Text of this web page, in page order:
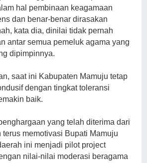
hal pembinaan keagamaan
dan benar-benar dirasakan
kata dia, dinilai tidak pernah
antar semua pemeluk agama yang
dipimpinnya.
saat ini Kabupaten Mamuju tetap
dengan tingkat toleransi
baik.
yang telah diterima dari
terus memotivasi Bupati Mamuju
ini menjadi pilot project
nilai-nilai moderasi beragama